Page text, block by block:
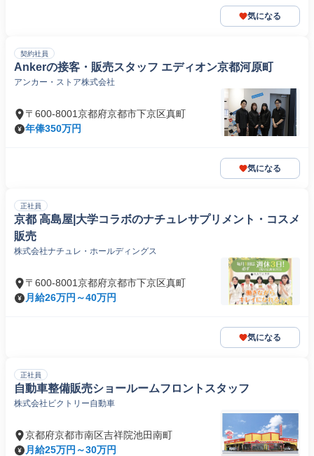
気になる
契約社員
Ankerの接客・販売スタッフ エディオン京都河原町
アンカー・ストア株式会社
〒600-8001京都府京都市下京区真町
年俸350万円
気になる
正社員
京都 高島屋|大学コラボのナチュレサプリメント・コスメ
販売
株式会社ナチュレ・ホールディングス
〒600-8001京都府京都市下京区真町
月給26万円～40万円
気になる
正社員
自動車整備販売ショールームフロントスタッフ
株式会社ビクトリー自動車
京都府京都市南区吉祥院池田南町
月給25万円～30万円